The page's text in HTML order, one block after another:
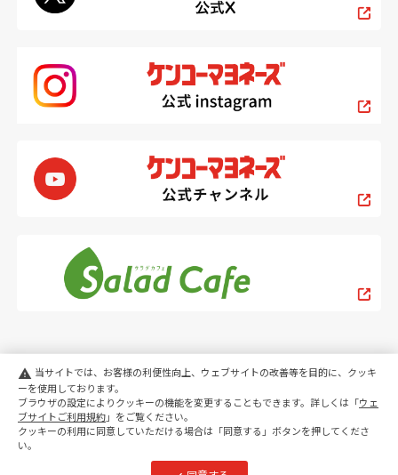
PC スマートフォン
copyright KENKO Mayonnaise Co.,Ltd.All rights reserved.
warning 当サイトでは、お客様の利便性向上、ウェブサイトの改善等を目的に、クッキ
ーを使用しております。
ブラウザの設定によりクッキーの機能を変更することもできます。詳しくは「ウェ
ブサイトご利用規約」をご覧ください。
クッキーの利用に同意していただける場合は「同意する」ボタンを押してくださ
い。